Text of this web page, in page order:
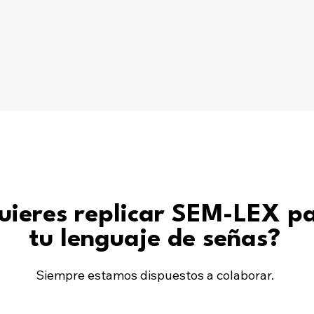
replicar SEM-LEX
tu lenguaje de señas?
Siempre estamos dispuestos a colaborar.